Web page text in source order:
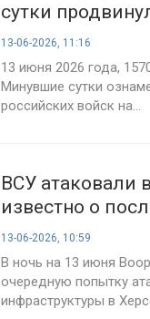
сутки
направлениях
года
13-06-2026, 11:16
13 июня 2026 года,
Минувшие сутки
российских войск на...
ВСУ атаковали
известно о
13-06-2026, 10:59
В ночь на 13 июня
очередную попытку
инфраструктуры в